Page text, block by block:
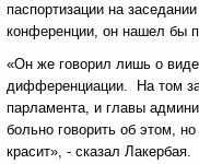
паспортизации на
конференции, он нашел бы
«Он же говорил лишь о
дифференциации. На том
парламента, и главы
больно говорить об этом,
красит», - сказал Лакербая.